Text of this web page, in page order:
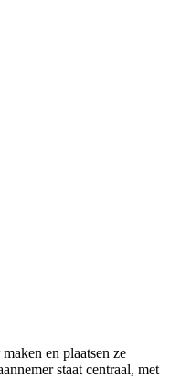
en plaatsen ze
staat centraal, met